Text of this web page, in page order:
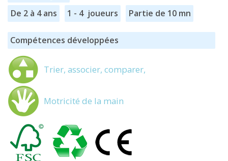
De 2 à 4 ans
1 - 4 joueurs Partie de 10 mn
Compétences développées
Trier, associer, comparer,
Motricité de la main